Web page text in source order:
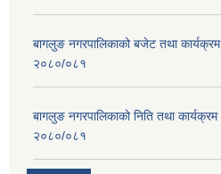
बागलुङ नगरपालिकाको बजेट तथा कार्यक्रम
२०८०/०८१
बागलुङ नगरपालिकाको निति तथा कार्यक्रम
२०८०/०८१